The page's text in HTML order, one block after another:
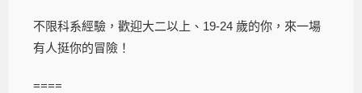
不限科系經驗，歡迎大二以上、19-24 歲的你，來一場
有人挺你的冒險！
====